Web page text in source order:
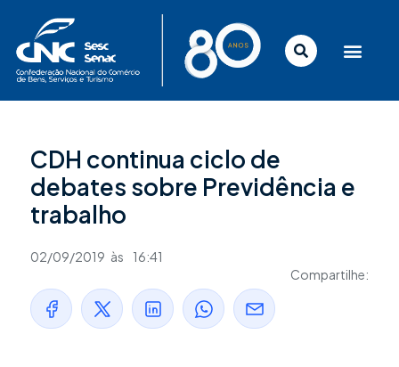
conteúdo
CDH continua ciclo de
debates sobre Previdência e
trabalho
02/09/2019 às
16:41
Compartilhe: